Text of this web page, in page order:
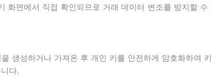
화면에서 직접 확인되므로 거래 데이터 변조를 방지할 수
생성하거나 가져온 후 개인 키를 안전하게 암호화하여
다.